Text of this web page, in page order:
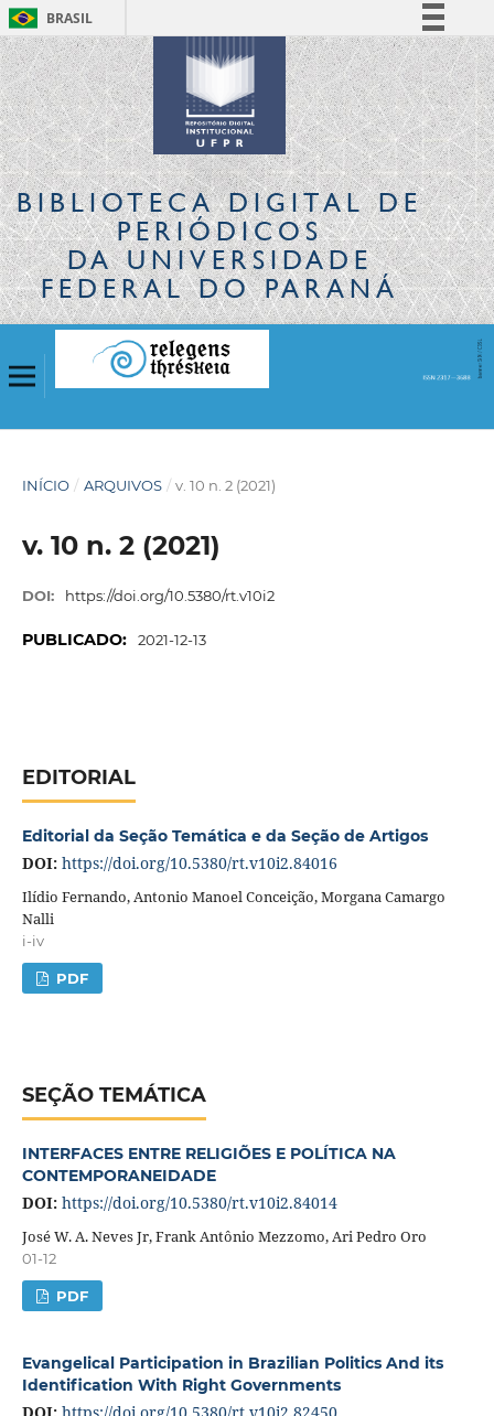
BRASIL
Simplifique!
Comunica BR
Participe
Acesso à informação
Legislação
Canais
BIBLIOTECA DIGITALDE
PERIÓDICOS
DA UNIVERSIDADE
FEDERAL DO PARANÁ
INÍCIO / ARQUIVOS / v. 10 n. 2 (2021)
v. 10 n. 2 (2021)
DOI: https://doi.org/10.5380/rt.v10i2
PUBLICADO: 2021-12-13
EDITORIAL
Editorial da Seção Temática e da Seção de Artigos
DOI: https://doi.org/10.5380/rt.v10i2.84016
Ilídio Fernando, Antonio Manoel Conceição, Morgana Camargo
Nalli
i-iv
PDF
SEÇÃO TEMÁTICA
INTERFACES ENTRE RELIGIÕES E POLÍTICA NA
CONTEMPORANEIDADE
DOI: https://doi.org/10.5380/rt.v10i2.84014
José W. A. Neves Jr, Frank Antônio Mezzomo, Ari Pedro Oro
01-12
PDF
Evangelical Participation in Brazilian Politics And its
Identification With Right Governments